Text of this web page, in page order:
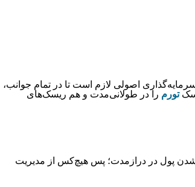
اصولی لازم است تا در تمام جوانب،
تورم را در طولانی‌مدت و هم ریسک‌های
پول در درازمدت؛ پس هیچ‌کس از مدیریت